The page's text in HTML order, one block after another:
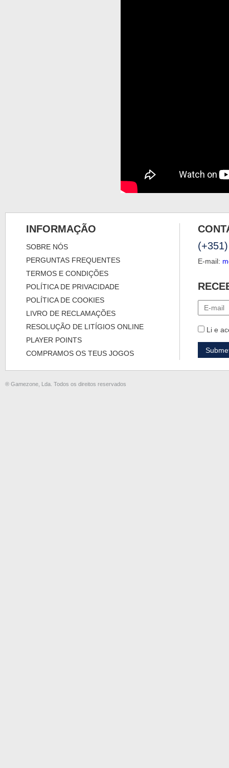
INFORMAÇÃO
SOBRE NÓS
PERGUNTAS FREQUENTES
TERMOS E CONDIÇÕES
POLÍTICA DE PRIVACIDADE
POLÍTICA DE COOKIES
LIVRO DE RECLAMAÇÕES
RESOLUÇÃO DE LITÍGIOS ONLINE
PLAYER POINTS
COMPRAMOS OS TEUS JOGOS
E-mail:
Li e
® Gamezone, Lda. Todos os direitos reservados